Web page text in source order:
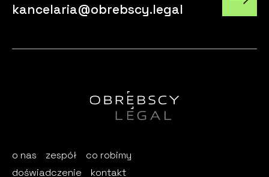
kancelaria@obrebscy.legal
o nas zespół
co robimy
doświadczenie
kontakt